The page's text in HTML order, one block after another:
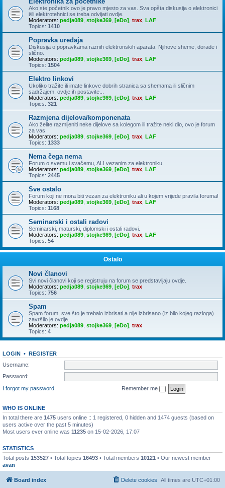
Ako ste početnik ovo je pravo mjesto za vas. Sva opšta diskusija o elektronici
i/ili elektrotehnici se treba odvijati ovdje.
Moderators: pedja089 stojke369 [eDo] trax LAF
Topics: 1410
Popravka uređaja
Diskusija o popravkama raznih elektronskih aparata. Njihove sheme, dorade i
slično.
Moderators: pedja089 stojke369 [eDo] trax LAF
Topics: 1504
Elektro linkovi
Ukoliko tražite ili imate linkove dobrih stranica sa shemama ili sličnim
sadržajem, ovdje ih postavite...
Moderators: pedja089 stojke369 [eDo] trax LAF
Topics: 321
Razmjena dijelova/komponenata
Ako želite razmijeniti neke dijelove sa kolegom ili tražite neki dio, ovo je forum
za vas.
Moderators: pedja089 stojke369 [eDo] trax LAF
Topics: 1333
Nema čega nema
Forum o svemu i svačemu, ALI vezanim za elektroniku.
Moderators: pedja089 stojke369 [eDo] trax LAF
Topics: 2445
Sve ostalo
Forum koji ne mora biti vezan za elektroniku ali u kojem vrijede pravila foruma!
Moderators: pedja089 stojke369 [eDo] trax LAF
Topics: 1168
Seminarski i ostali radovi
Seminarski, maturski, diplomski i ostali radovi.
Moderators: pedja089 stojke369 [eDo] trax LAF
Topics: 54
Ostalo
Novi članovi
Svi novi članovi koji se registruju na forum se predstavljaju ovdje.
Moderators: pedja089 stojke369 [eDo] trax
Topics: 756
Spam
Spam forum, sve što je trebalo izbrisati a nije izbrisano (iz bilo kojeg razloga)
završilo je ovdje.
Moderators: pedja089 stojke369 [eDo] trax
Topics: 4
LOGIN • REGISTER
Username:
Password:
I forgot my password
Remember me
WHO IS ONLINE
In total there are 1475 users online :: 1 registered, 0 hidden and 1474 guests (based on
users active over the past 5 minutes)
Most users ever online was 11235 on 15-02-2026, 17:07
STATISTICS
Total posts 153527 • Total topics 16493 • Total members 10121 • Our newest member
avan
Board index All times are UTC+01:00
Delete cookies